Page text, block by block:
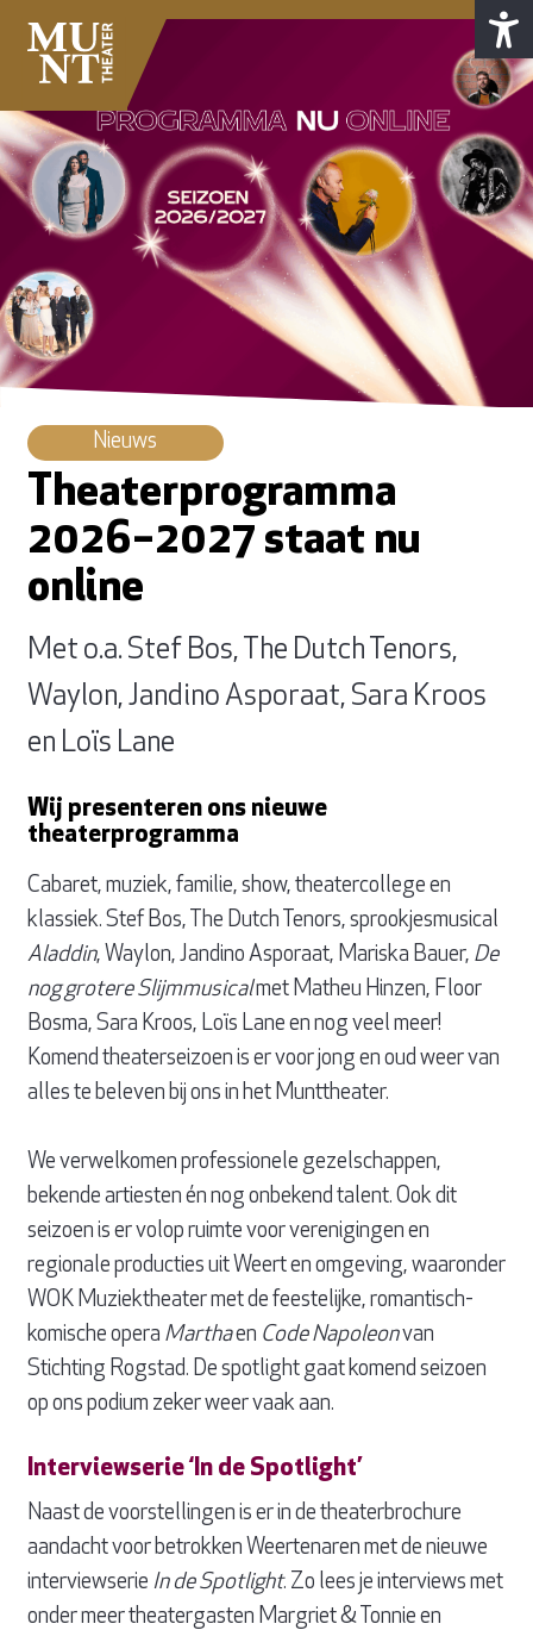
Nieuws
Theaterprogramma
2026–2027 staat nu
online
Met o.a. Stef Bos, The Dutch Tenors,
Waylon, Jandino Asporaat, Sara Kroos
en Loïs Lane
Wij presenteren ons nieuwe
theaterprogramma
Cabaret, muziek, familie, show, theatercollege en
klassiek. Stef Bos, The Dutch Tenors, sprookjesmusical
Aladdin, Waylon, Jandino Asporaat, Mariska Bauer, De
nog grotere Slijmmusicalmet Matheu Hinzen, Floor
Bosma, Sara Kroos, Loïs Lane en nog veel meer!
Komend theaterseizoen is er voor jong en oud weer van
alles te beleven bij ons in het Munttheater.
We verwelkomen professionele gezelschappen,
bekende artiesten én nog onbekend talent. Ook dit
seizoen is er volop ruimte voor verenigingen en
regionale producties uit Weert en omgeving, waaronder
WOK Muziektheater met de feestelijke, romantisch-
komische opera Marthaen Code Napoleonvan
Stichting Rogstad. De spotlight gaat komend seizoen
op ons podium zeker weer vaak aan.
Interviewserie ‘In de Spotlight’
Naast de voorstellingen is er in de theaterbrochure
aandacht voor betrokken Weertenaren met de nieuwe
interviewserie In de Spotlight. Zo lees je interviews met
onder meer theatergasten Margriet & Tonnie en